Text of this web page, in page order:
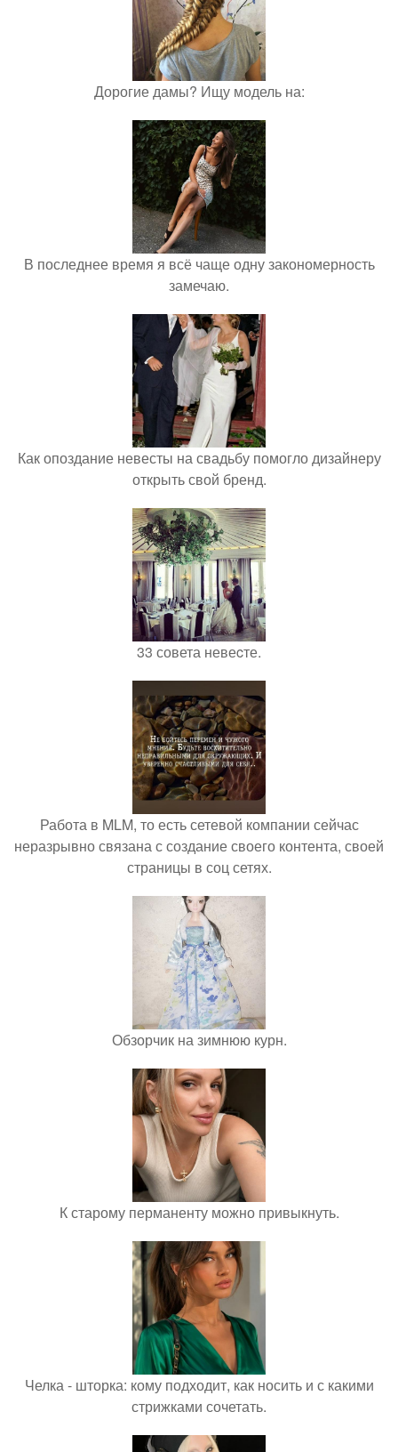
Дорогие дамы? Ищу модель на:
В последнее время я всё чаще одну закономерность
замечаю.
Как опоздание невесты на свадьбу помогло дизайнеру
открыть свой бренд.
33 совета невеcте.
Работа в MLM, то есть сетевой компании сейчас
неразрывно связана с создание своего контента, своей
страницы в соц сетях.
Обзорчик на зимнюю курн.
К старому перманенту можно привыкнуть.
Челка - шторка: кому подходит, как носить и с какими
стрижками сочетать.